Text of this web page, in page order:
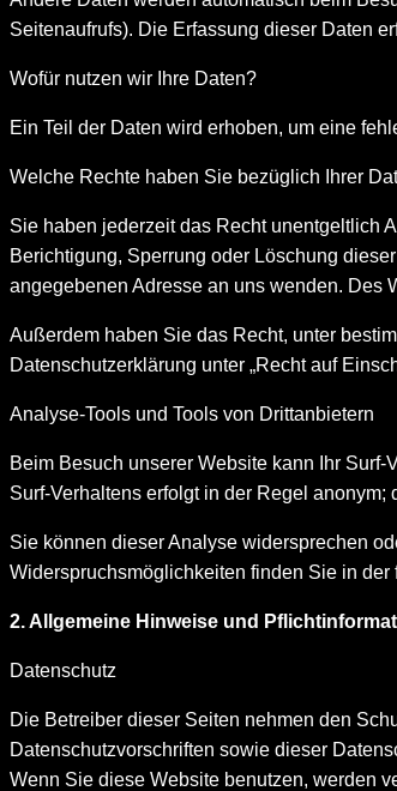
Seitenaufrufs). Die Erfassung dieser Daten
Wofür nutzen wir Ihre Daten?
Ein Teil der Daten wird erhoben, um eine
Welche Rechte haben Sie bezüglich Ihrer
Sie haben jederzeit das Recht unentgeltlich
Berichtigung, Sperrung oder Löschung
angegebenen Adresse an uns wenden. Des
Außerdem haben Sie das Recht, unter
Datenschutzerklärung unter „Recht auf
Analyse-Tools und Tools von Drittanbietern
Beim Besuch unserer Website kann Ihr
Surf-Verhaltens erfolgt in der Regel
Sie können dieser Analyse widersprechen
Widerspruchsmöglichkeiten finden Sie in
2. Allgemeine Hinweise und
Datenschutz
Die Betreiber dieser Seiten nehmen den
Datenschutzvorschriften sowie dieser
Wenn Sie diese Website benutzen, werden